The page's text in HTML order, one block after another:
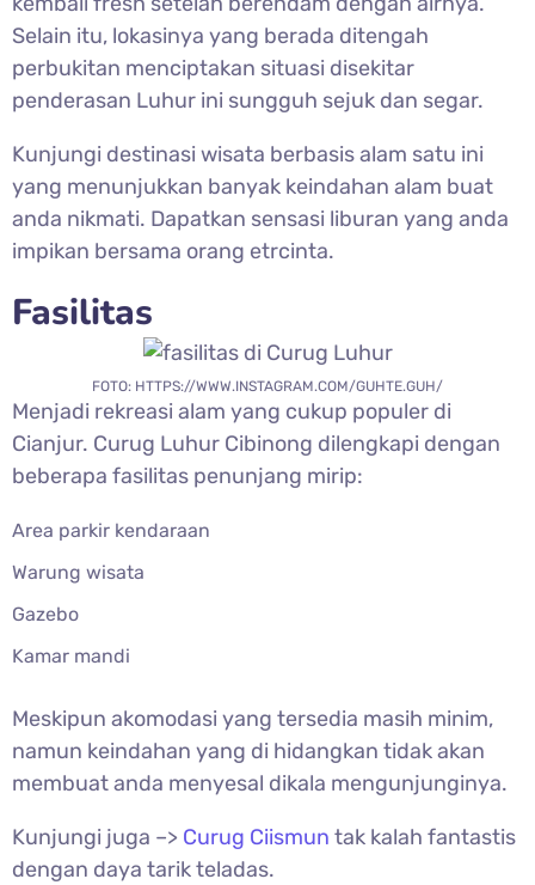
Selain itu, lokasinya yang berada ditengah
perbukitan menciptakan situasi disekitar
penderasan Luhur ini sungguh sejuk dan segar.
Kunjungi destinasi wisata berbasis alam satu ini
yang menunjukkan banyak keindahan alam buat
anda nikmati. Dapatkan sensasi liburan yang anda
impikan bersama orang etrcinta.
Fasilitas
FOTO: HTTPS://WWW.INSTAGRAM.COM/GUHTE.GUH/
Menjadi rekreasi alam yang cukup populer di
Cianjur. Curug Luhur Cibinong dilengkapi dengan
beberapa fasilitas penunjang mirip:
Area parkir kendaraan
Warung wisata
Gazebo
Kamar mandi
Meskipun akomodasi yang tersedia masih minim,
namun keindahan yang di hidangkan tidak akan
membuat anda menyesal dikala mengunjunginya.
Kunjungi juga –> Curug Ciismun tak kalah fantastis
dengan daya tarik teladas.